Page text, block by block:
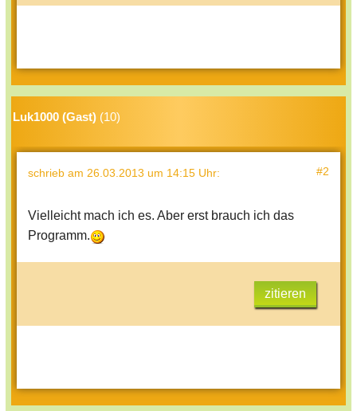
Luk1000 (Gast) (10)
schrieb am 26.03.2013 um 14:15 Uhr: #2
Vielleicht mach ich es. Aber erst brauch ich das
Programm.
zitieren